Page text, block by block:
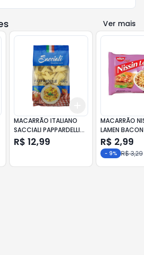
Ver mais
+10 Add
MACARRÃO ITALIANO
SACCIALI PAPPARDELLI
400G
R$ 12,99
MACARRÃO
LAMEN
R$ 2,99
- 9% R$ 3,29